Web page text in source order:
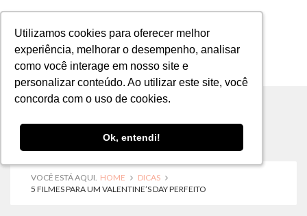
Utilizamos cookies para oferecer melhor
experiência, melhorar o desempenho, analisar
como você interage em nosso site e
personalizar conteúdo. Ao utilizar este site, você
concorda com o uso de cookies.
Ok, entendi!
Utilizamos cookies para oferecer melhor
experiência, melhorar o desempenho, analisar
como você interage em nosso site e
personalizar conteúdo. Ao utilizar este site, você
concorda com o uso de cookies.
Ok, entendi!
MENU
VOCÊ ESTÁ AQUI. HOME
DICAS
5 FILMES PARA UM VALENTINE’S DAY PERFEITO